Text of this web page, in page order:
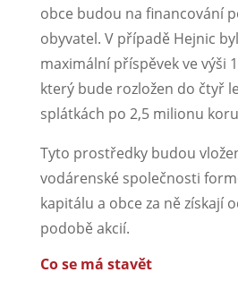
obce budou na financování
obyvatel. V případě Hejnic
maximální příspěvek ve výši
který bude rozložen do čtyř
splátkách po 2,5 milionu
Tyto prostředky budou
vodárenské společnosti
kapitálu a obce za ně získají
podobě akcií.
Co se má stavět